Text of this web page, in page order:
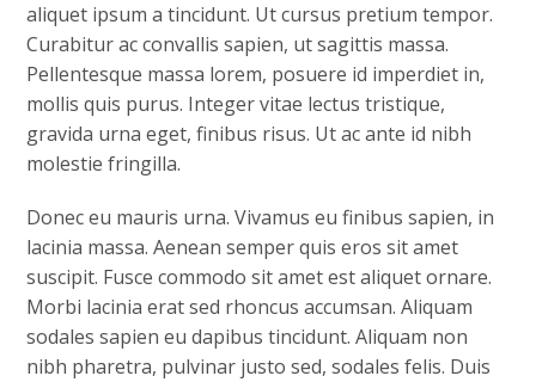
aliquet ipsum a tincidunt. Ut cursus pretium tempor.
Curabitur ac convallis sapien, ut sagittis massa.
Pellentesque massa lorem, posuere id imperdiet in,
mollis quis purus. Integer vitae lectus tristique,
gravida urna eget, finibus risus. Ut ac ante id nibh
molestie fringilla.
Donec eu mauris urna. Vivamus eu finibus sapien, in
lacinia massa. Aenean semper quis eros sit amet
suscipit. Fusce commodo sit amet est aliquet ornare.
Morbi lacinia erat sed rhoncus accumsan. Aliquam
sodales sapien eu dapibus tincidunt. Aliquam non
nibh pharetra, pulvinar justo sed, sodales felis. Duis